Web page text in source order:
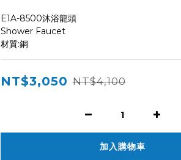
E1A-8500沐浴龍頭
Shower Faucet
材質:銅
NT$3,050 NT$4,100
加入購物車